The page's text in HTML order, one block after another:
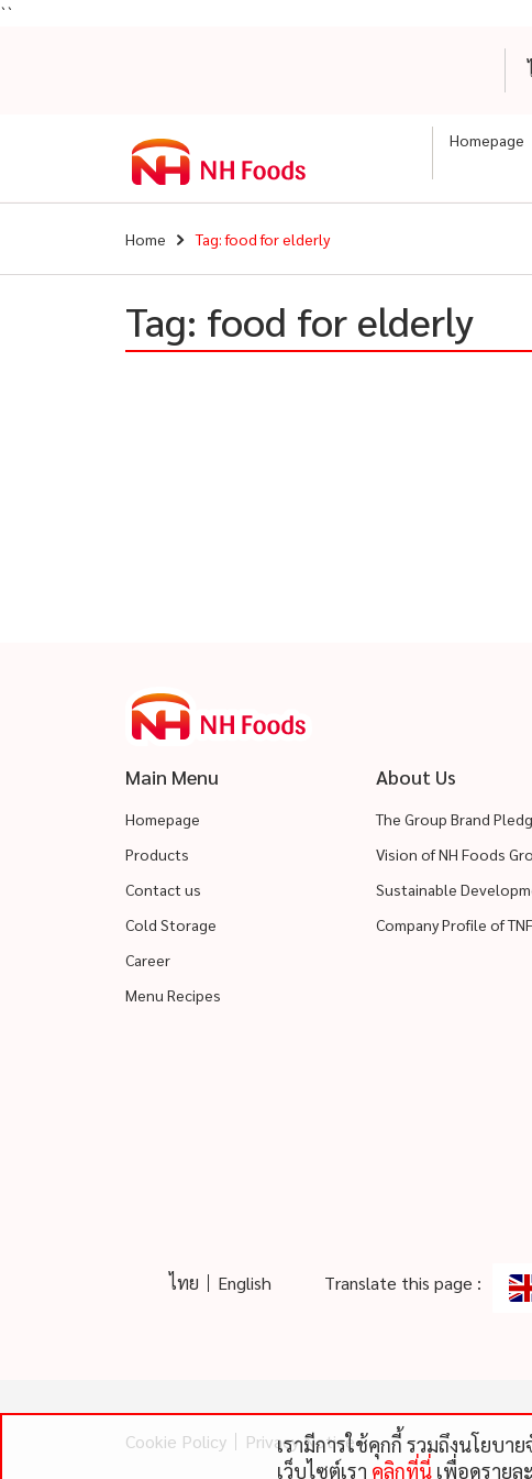
``
Homepage
Home Tag: food for elderly
Tag: food for elderly
Main Menu
Homepage
Products
Contact us
Cold Storage
Career
Menu Recipes
About Us
The Group Brand
Vision of NH Foods
Sustainable
Company Profile of TNF
ไทย English Translate this page :
Cookie Policy Privacy Notice
เรามีการใช้คุกกี้ รวมถึงนโยบ
เว็บไซต์เรา คลิกที่นี่เพื่อดูรายล